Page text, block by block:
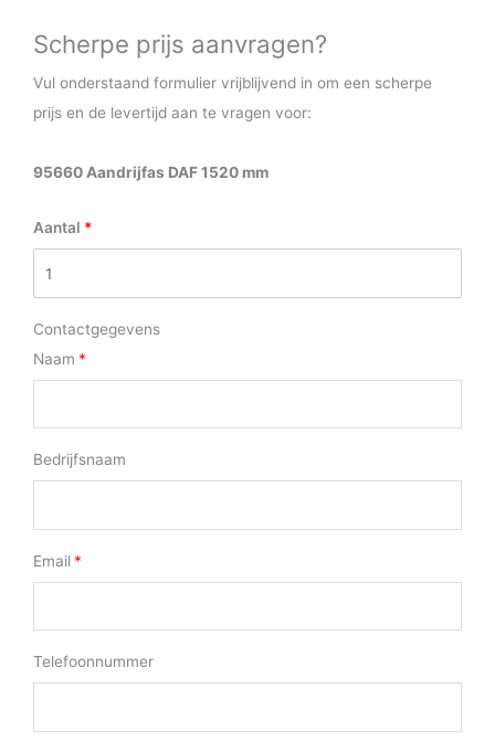
Scherpe prijs aanvragen?
Vul onderstaand formulier vrijblijvend in om een scherpe
prijs en de levertijd aan te vragen voor:
95660 Aandrijfas DAF 1520 mm
Aantal
Contactgegevens
Naam
Bedrijfsnaam
Email
Telefoonnummer